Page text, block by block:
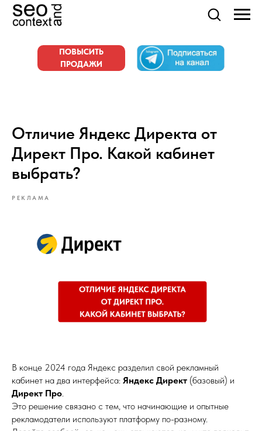
ПОВЫСИТЬ
ПРОДАЖИ
Отличие Яндекс Директа от
Директ Про. Какой кабинет
выбрать?
РЕКЛАМА
В конце 2024 года Яндекс разделил свой рекламный
кабинет на два интерфейса: Яндекс Директ (базовый) и
Директ Про.
Это решение связано с тем, что начинающие и опытные
рекламодатели используют платформу по-разному.